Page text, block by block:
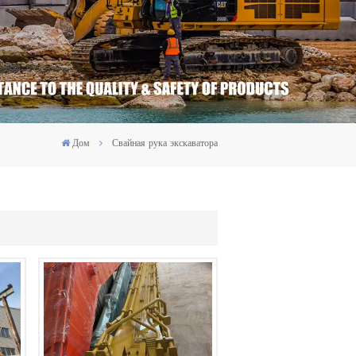
Дом Свайная рука экскаватора